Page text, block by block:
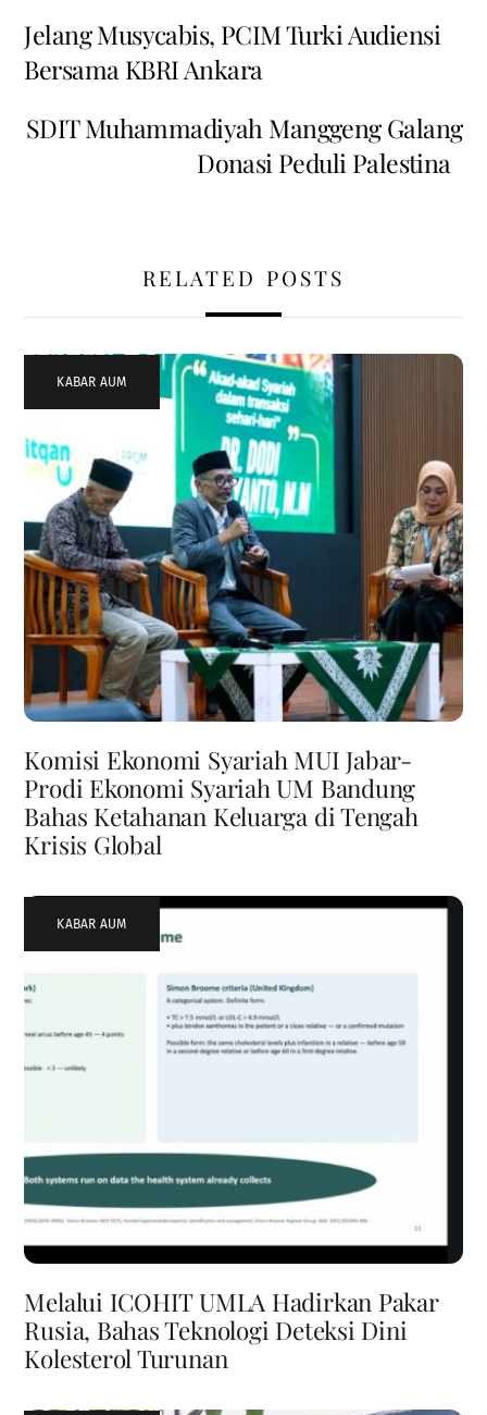
Jelang Musycabis, PCIM Turki Audiensi
Bersama KBRI Ankara
SDIT Muhammadiyah Manggeng Galang
Donasi Peduli Palestina
RELATED POSTS
KABAR AUM
Komisi Ekonomi Syariah MUI Jabar-
Prodi Ekonomi Syariah UM Bandung
Bahas Ketahanan Keluarga di Tengah
Krisis Global
KABAR AUM
Melalui ICOHIT UMLA Hadirkan Pakar
Rusia, Bahas Teknologi Deteksi Dini
Kolesterol Turunan